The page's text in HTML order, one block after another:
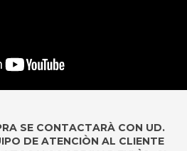
SE CONTACTARÀ CON UD.
DE ATENCIÒN AL CLIENTE